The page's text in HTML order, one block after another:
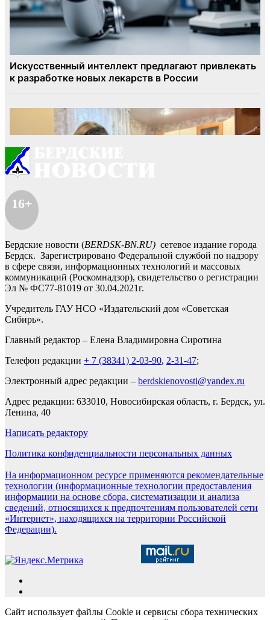
16+
Бердские новости (BERDSK-BN.RU) сетевое издание города
Бердск. Зарегистрировано Федеральной службой по надзору
в сфере связи, информационных технологий и массовых
коммуникаций (Роскомнадзор), свидетельство о регистрации
Эл № ФС77-81019 от 30.04.2021г.
Учредитель ГАУ НСО «Издательский дом «Советская
Сибирь».
Главный редактор – Елена Владимировна Сиротина
Телефон редакции + 7 (38341) 2-03-90, 2-31-47;
Электронный адрес редакции – berdskienovosti@yandex.ru
Адрес редакции: 633010, Новосибирская область, г. Бердск, ул.
Ленина, 40
Написать редактору
Политика конфиденциальности персональных данных
На информационном ресурсе применяются рекомендательные
технологии (информационные технологии предоставления
информации на основе сбора, систематизации и анализа
сведений, относящихся к предпочтениям пользователей сети
«Интернет», находящихся на территории Российской
Федерации).
Сайт использует файлы Cookie и сервисы сбора технических